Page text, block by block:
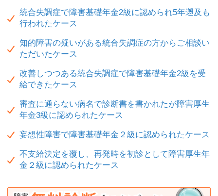
統合失調症で障害基礎年金2級に認められ5年遡及も
行われたケース
知的障害の疑いがある統合失調症の方からご相談い
ただいたケース
改善しつつある統合失調症で障害基礎年金2級を受
給できたケース
審査に通らない病名で診断書を書かれたが障害厚生
年金3級に認められたケース
妄想性障害で障害基礎年金２級に認められたケース
不支給決定を覆し、再発時を初診として障害厚生年
金２級に認められたケース